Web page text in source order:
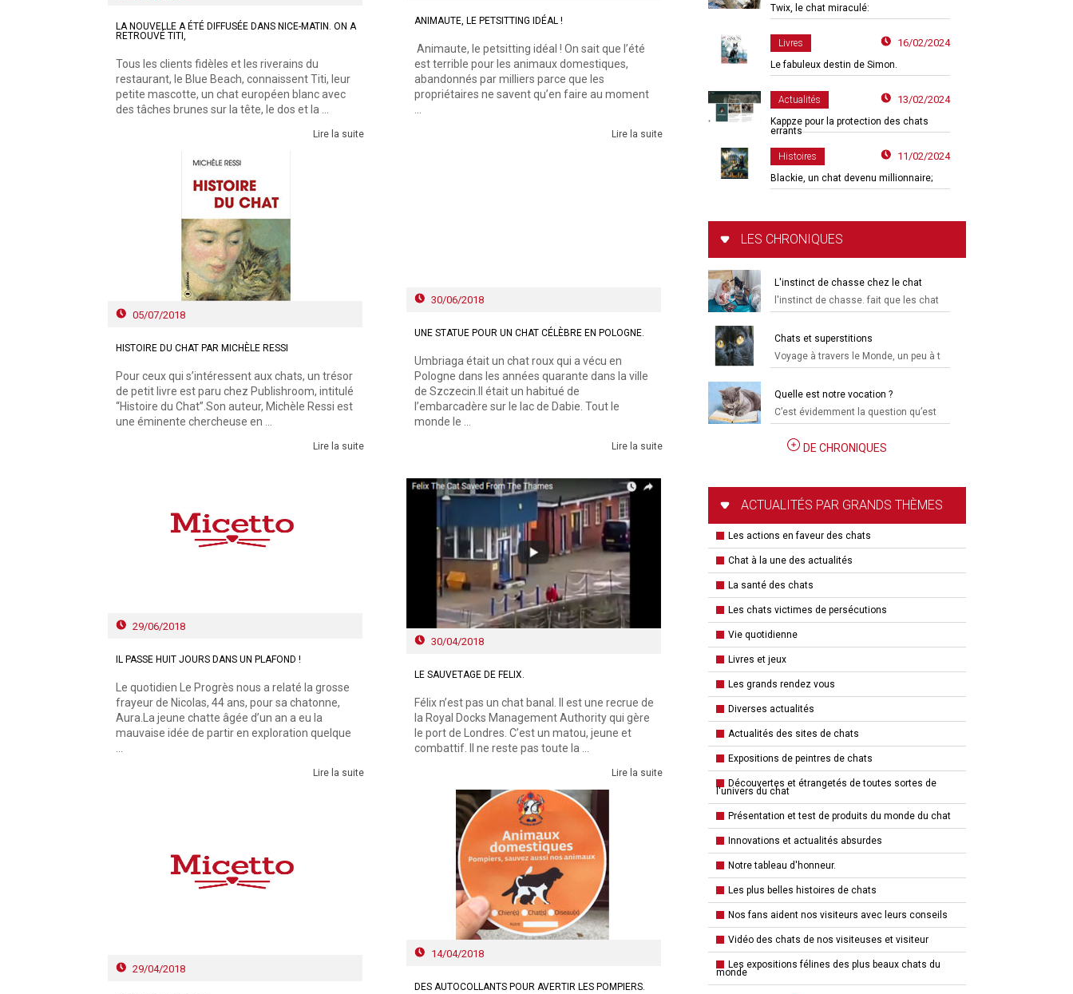
LA NOUVELLE A ÉTÉ DIFFUSÉE DANS NICE-MATIN. ON A
RETROUVÉ TITI,
Tous les clients fidèles et les riverains du
restaurant, le Blue Beach, connaissent Titi, leur
petite mascotte, un chat européen blanc avec
des tâches brunes sur la tête, le dos et la ...
Lire la suite
ANIMAUTE, LE PETSITTING IDÉAL !
Animaute, le petsitting idéal ! On sait que l’été
est terrible pour les animaux domestiques,
abandonnés par milliers parce que les
propriétaires ne savent qu’en faire au moment
Lire la suite
05/07/2018
HISTOIRE DU CHAT PAR MICHÈLE RESSI
Pour ceux qui s’intéressent aux chats, un trésor
de petit livre est paru chez Publishroom, intitulé
“Histoire du Chat”.Son auteur, Michèle Ressi est
une éminente chercheuse en ...
Lire la suite
30/06/2018
UNE STATUE POUR UN CHAT CÉLÈBRE EN POLOGNE.
Umbriaga était un chat roux qui a vécu en
Pologne dans les années quarante dans la ville
de Szczecin.Il était un habitué de
l’embarcadère sur le lac de Dabie. Tout le
monde le ...
Lire la suite
29/06/2018
IL PASSE HUIT JOURS DANS UN PLAFOND !
Le quotidien Le Progrès nous a relaté la grosse
frayeur de Nicolas, 44 ans, pour sa chatonne,
Aura.La jeune chatte âgée d’un an a eu la
mauvaise idée de partir en exploration quelque
...
Lire la suite
30/04/2018
LE SAUVETAGE DE FELIX.
Félix n’est pas un chat banal. Il est une recrue de
la Royal Docks Management Authority qui gère
le port de Londres. C’est un matou, jeune et
combattif. Il ne reste pas toute la ...
Lire la suite
29/04/2018
14/04/2018
DES AUTOCOLLANTS POUR AVERTIR LES POMPIERS.
Twix, le chat miraculé:
Livres 16/02/2024
Le fabuleux destin de Simon.
Actualités 13/02/2024
Kappze pour la protection des chats
errants
Histoires 11/02/2024
Blackie, un chat devenu millionnaire;
LES CHRONIQUES
L'instinct de chasse chez le chat
l'instinct de chasse. fait que les chat
Chats et superstitions
Voyage à travers le Monde, un peu à t
Quelle est notre vocation ?
C’est évidemment la question qu’est
DE CHRONIQUES
ACTUALITÉS PAR GRANDS THÈMES
Les actions en faveur des chats
Chat à la une des actualités
La santé des chats
Les chats victimes de persécutions
Vie quotidienne
Livres et jeux
Les grands rendez vous
Diverses actualités
Actualités des sites de chats
Expositions de peintres de chats
Découvertes et étrangetés de toutes sortes de
l'univers du chat
Présentation et test de produits du monde du chat
Innovations et actualités absurdes
Notre tableau d'honneur.
Les plus belles histoires de chats
Nos fans aident nos visiteurs avec leurs conseils
Vidéo des chats de nos visiteuses et visiteur
Les expositions félines des plus beaux chats du
monde